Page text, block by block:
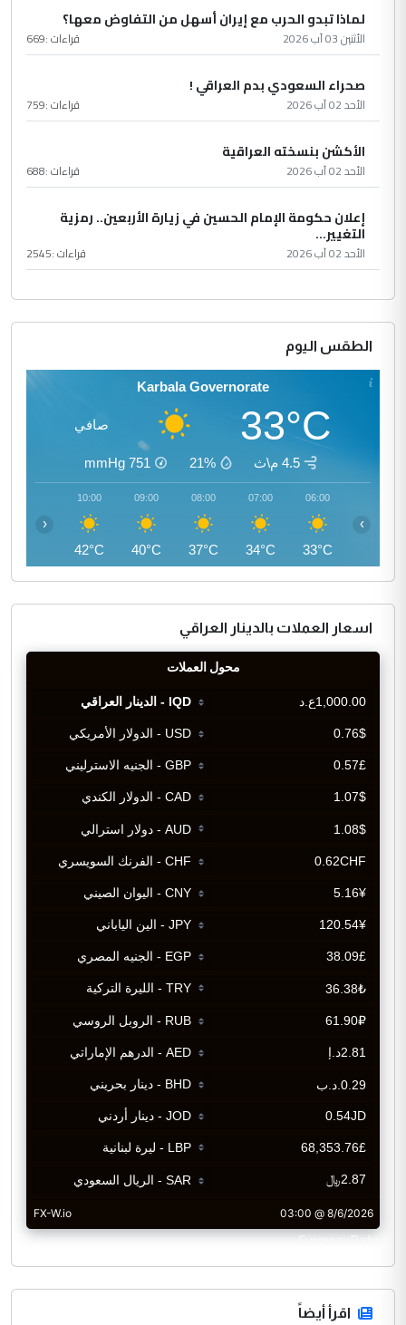
لماذا تبدو الحرب مع إيران أسهل من التفاوض معها؟
الأثنين 03 آب 2026 قراءات :669
صحراء السعودي بدم العراقي !
الأحد 02 آب 2026 قراءات :759
الأكشن بنسخته العراقية
الأحد 02 آب 2026 قراءات :688
إعلان حكومة الإمام الحسين في زيارة الأربعين.. رمزية
التغيير...
الأحد 02 آب 2026 قراءات :2545
الطقس اليوم
Karbala Governorate
33°C صافي
4.5 م\ث 21%
751
mmHg
06:00
33°C
07:00
34°C
08:00
37°C
09:00
40°C
10:00
42°C
‹ ›
اسعار العملات بالدينار العراقي
CurrencyRate
اقرأ أيضاً